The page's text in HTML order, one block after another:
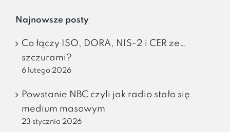
Najnowsze posty
Co łączy ISO, DORA, NIS-2 i CER ze…
szczurami?
6 lutego 2026
Powstanie NBC czyli jak radio stało się
medium masowym
23 stycznia 2026